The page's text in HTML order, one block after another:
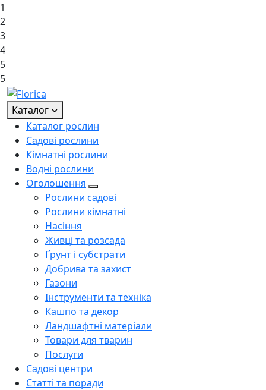
1
2
3
4
5
5
Каталог
Каталог рослин
Садові рослини
Кімнатні рослини
Водні рослини
Оголошення
Рослини садові
Рослини кімнатні
Насіння
Живці та розсада
Ґрунт і субстрати
Добрива та захист
Газони
Інструменти та техніка
Кашпо та декор
Ландшафтні матеріали
Товари для тварин
Послуги
Садові центри
Статті та поради